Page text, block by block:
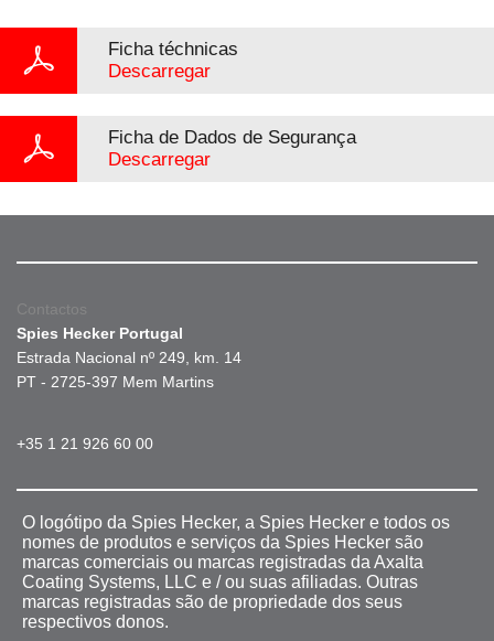
Ficha téchnicas
Descarregar
Ficha de Dados de Segurança
Descarregar
Contactos
Spies Hecker Portugal
Estrada Nacional nº 249, km. 14
PT - 2725-397 Mem Martins
+35 1 21 926 60 00
O logótipo da Spies Hecker, a Spies Hecker e todos os
nomes de produtos e serviços da Spies Hecker são
marcas comerciais ou marcas registradas da Axalta
Coating Systems, LLC e / ou suas afiliadas. Outras
marcas registradas são de propriedade dos seus
respectivos donos.